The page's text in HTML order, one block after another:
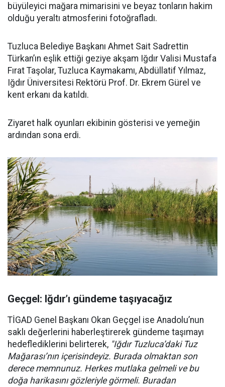
büyüleyici mağara mimarisini ve beyaz tonların hakim
olduğu yeraltı atmosferini fotoğrafladı.
Tuzluca Belediye Başkanı Ahmet Sait Sadrettin
Türkan’ın eşlik ettiği geziye akşam Iğdır Valisi Mustafa
Fırat Taşolar, Tuzluca Kaymakamı, Abdüllatif Yılmaz,
Iğdır Üniversitesi Rektörü Prof. Dr. Ekrem Gürel ve
kent erkanı da katıldı.
Ziyaret halk oyunları ekibinin gösterisi ve yemeğin
ardından sona erdi.
Geçgel: Iğdır’ı gündeme taşıyacağız
TİGAD Genel Başkanı Okan Geçgel ise Anadolu’nun
saklı değerlerini haberleştirerek gündeme taşımayı
hedeflediklerini belirterek, "Iğdır Tuzluca’daki Tuz
Mağarası’nın içerisindeyiz. Burada olmaktan son
derece memnunuz. Herkes mutlaka gelmeli ve bu
doğa harikasını gözleriyle görmeli. Buradan